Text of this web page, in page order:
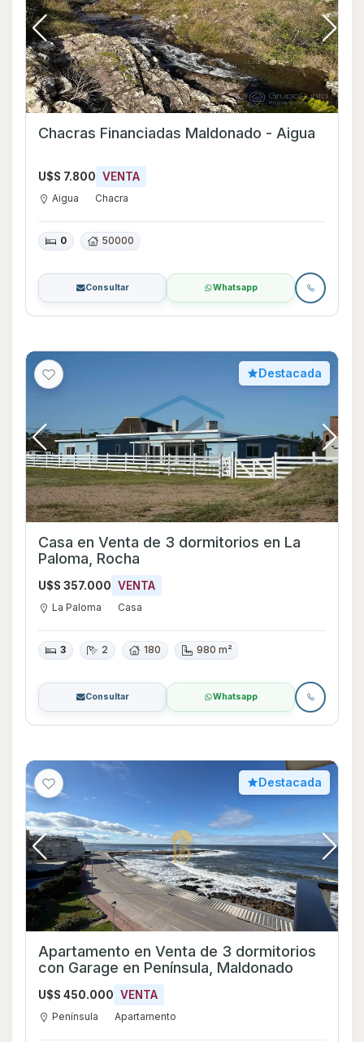
Chacras Financiadas Maldonado - Aigua
U$S 7.800 VENTA
Aigua Chacra
0 50000
Consultar Whatsapp
Destacada
Casa en Venta de 3 dormitorios en La
Paloma, Rocha
U$S 357.000 VENTA
La Paloma Casa
3 2 180 980 m²
Consultar Whatsapp
Destacada
Apartamento en Venta de 3 dormitorios
con Garage en Península, Maldonado
U$S 450.000 VENTA
Península Apartamento